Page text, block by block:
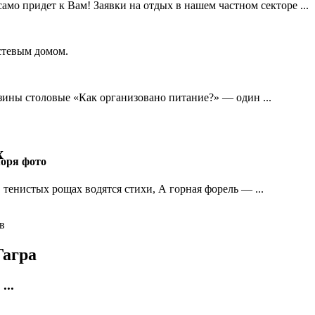
придет к Вам! Заявки на отдых в нашем частном секторе ...
столовые «Как организовано питание?» — один ...
фото
рощах водятся стихи, А горная форель — ...